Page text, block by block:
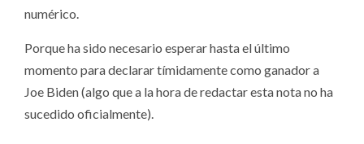
numérico.
Porque ha sido necesario esperar hasta el último
momento para declarar tímidamente como ganador a
Joe Biden (algo que a la hora de redactar esta nota no ha
sucedido oficialmente).